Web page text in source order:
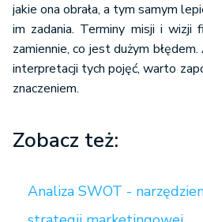
jakie ona obrała, a tym samym
im zadania. Terminy misji i wizji
zamiennie, co jest dużym
interpretacji tych pojęć, warto
znaczeniem.
Zobacz też:
Analiza SWOT -